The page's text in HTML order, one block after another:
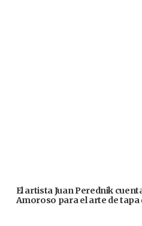
El artista Juan Perednik
Amoroso para el arte de tapa